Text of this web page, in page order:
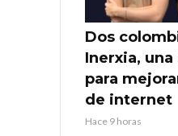
Dos
Inerxia,
para
de internet
Hace 9 horas